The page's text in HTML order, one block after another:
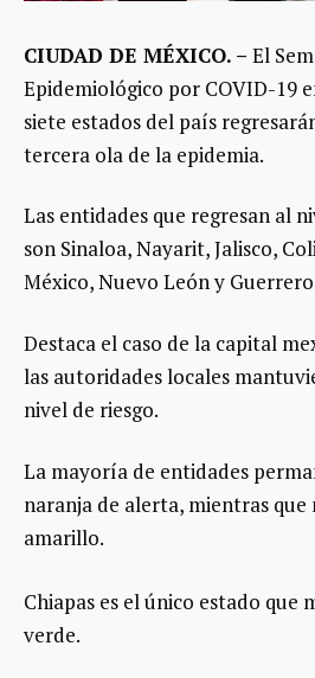
CIUDAD DE MÉXICO. – El
Epidemiológico por COVID-19
siete estados del país
tercera ola de la epidemia.
Las entidades que regresan al
son Sinaloa, Nayarit, Jalisco,
México, Nuevo León y
Destaca el caso de la capital
las autoridades locales
nivel de riesgo.
La mayoría de entidades
naranja de alerta, mientras que
amarillo.
Chiapas es el único estado que
verde.